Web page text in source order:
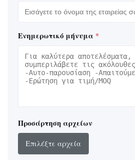
Ενημερωτικό μήνυμα *
Προσάρτηση αρχείων
Επιλέξτε αρχεία